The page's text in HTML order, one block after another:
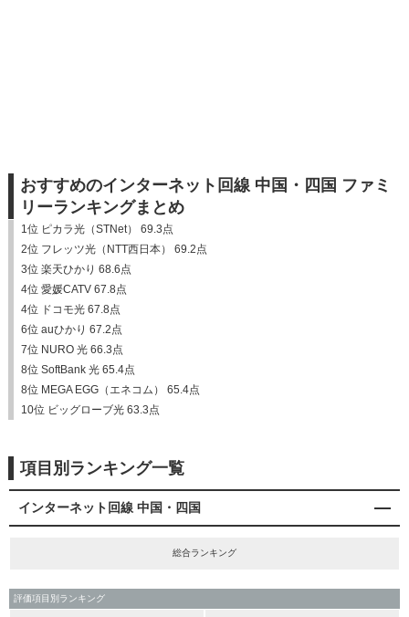
おすすめのインターネット回線 中国・四国 ファミ
リーランキングまとめ
1位 ピカラ光（STNet） 69.3点
2位 フレッツ光（NTT西日本） 69.2点
3位 楽天ひかり 68.6点
4位 愛媛CATV 67.8点
4位 ドコモ光 67.8点
6位 auひかり 67.2点
7位 NURO 光 66.3点
8位 SoftBank 光 65.4点
8位 MEGA EGG（エネコム） 65.4点
10位 ビッグローブ光 63.3点
項目別ランキング一覧
インターネット回線 中国・四国
総合ランキング
評価項目別ランキング